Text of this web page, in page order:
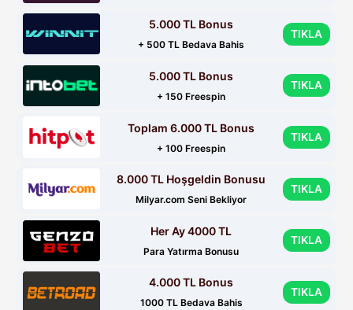
5.000 TL Bonus
+ 500 TL Bedava Bahis
TIKLA
5.000 TL Bonus
+ 150 Freespin
TIKLA
Toplam 6.000 TL Bonus
+ 100 Freespin
TIKLA
8.000 TL Hoşgeldin Bonusu
Milyar.com Seni Bekliyor
TIKLA
Her Ay 4000 TL
Para Yatırma Bonusu
TIKLA
4.000 TL Bonus
1000 TL Bedava Bahis
TIKLA